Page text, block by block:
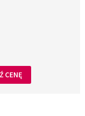
CENĘ